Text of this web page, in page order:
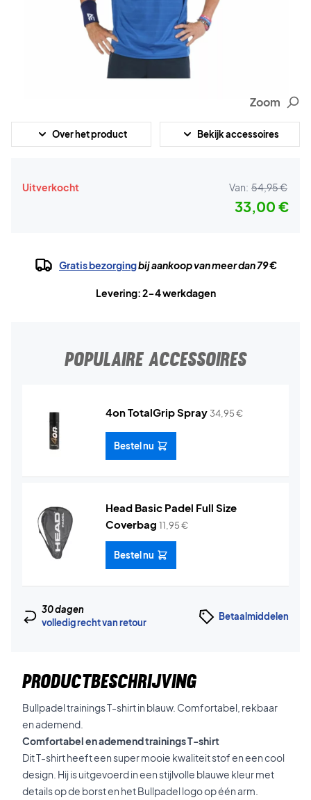
Zoom
Over het product Bekijk accessoires
Uitverkocht Van: 54,95 €
33,00 €
Gratis bezorgingbij aankoop van meer dan 79 €
Levering: 2-4 werkdagen
POPULAIRE ACCESSOIRES
4on TotalGrip Spray 34,95€
Bestel nu
Head Basic Padel Full Size
Coverbag 11,95€
Bestel nu
30 dagen
volledig recht van retour
Betaalmiddelen
PRODUCTBESCHRIJVING
Bullpadel trainings T-shirt in blauw. Comfortabel, rekbaar
en ademend.
Comfortabel en ademend trainings T-shirt
Dit T-shirt heeft een super mooie kwaliteit stof en een cool
design. Hij is uitgevoerd in een stijlvolle blauwe kleur met
details op de borst en het Bullpadel logo op één arm.